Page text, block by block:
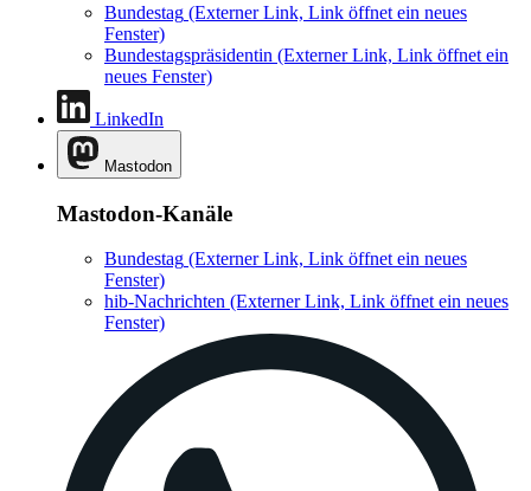
Bundestag (Externer Link, Link öffnet ein neues
Fenster)
Bundestagspräsidentin (Externer Link, Link öffnet ein
neues Fenster)
LinkedIn
Mastodon
Mastodon-Kanäle
Bundestag (Externer Link, Link öffnet ein neues
Fenster)
hib-Nachrichten (Externer Link, Link öffnet ein neues
Fenster)